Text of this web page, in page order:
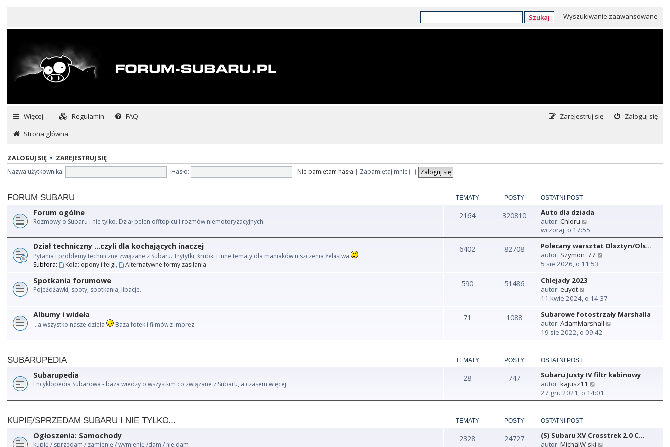
Szukaj Wyszukiwanie zaawansowane
Więcej… Regulamin FAQ Zaloguj się
Zarejestruj się
Strona główna
ZALOGUJ SIĘ • ZAREJESTRUJ SIĘ
Nazwa użytkownika:
Hasło: Nie pamiętam hasła | Zapamiętaj mnie
FORUM SUBARU TEMATY POSTY OSTATNI POST
Forum ogólne
Rozmowy o Subaru i nie tylko. Dział pełen offtopicu i rozmów niemotoryzacyjnych.
2164 320810
Auto dla dziada
autor: Chloru
y
ś
w
i
e
t
a
n
o
w
p
o
s
t
wczoraj, o 17:55
Dział techniczny ...czyli dla kochających inaczej
Pytania i problemy techniczne związane z Subaru. Trytytki, śrubki i inne tematy dla maniaków niszczenia żelastwa
Subfora:
Koła: opony i felgi, Alternatywne formy zasilania
6402 82708
Polecany warsztat Olsztyn/Ols…
autor: Szymon_77
ś
e
t
l
n
s
y
t
5 sie 2026, o 11:53
Spotkania forumowe
Pojeżdżawki, spoty, spotkania, libacje.
590 51486
Chlejady 2023
autor: euyot
y
ś
w
i
e
t
j
n
o
y
p
11 kwie 2024, o 14:37
Albumy i wideła
...a wszystko nasze dzieła Baza fotek i filmów z imprez.
71 1088
Subarowe fotostrzały Marshalla
autor: AdamMarshall
ś
t
a
w
19 sie 2022, o 09:42
SUBARUPEDIA TEMATY POSTY OSTATNI POST
Subarupedia
Encyklopedia Subarowa - baza wiedzy o wszystkim co związane z Subaru, a czasem więcej
28 747
Subaru Justy IV filtr kabinowy
autor: kajusz11
y
ś
t
27 gru 2021, o 14:01
KUPIĘ/SPRZEDAM SUBARU I NIE TYLKO... TEMATY POSTY OSTATNI POST
Ogłoszenia: Samochody
kupię / sprzedam / zamienię / wymienię /dam / nie dam
2328 24727
(S) Subaru XV Crosstrek 2.0 C…
autor: MichalW-ski